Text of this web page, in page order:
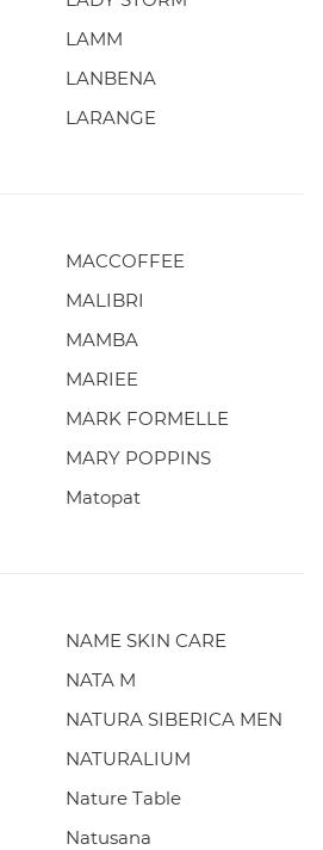
LAMM
LANBENA
LARANGE
MACCOFFEE
MALIBRI
MAMBA
MARIEE
MARK FORMELLE
MARY POPPINS
Matopat
NAME SKIN CARE
NATA M
NATURA SIBERICA MEN
NATURALIUM
Nature Table
Natusana